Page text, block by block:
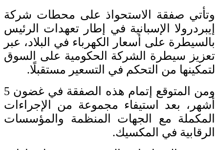
وتأتي صفقة الاستحواذ على محطات شركة
إيبردرولا الإسبانية في إطار تعهدات الرئيس
بالسيطرة على أسعار الكهرباء في البلاد، عبر
تعزيز سيطرة الشركة الحكومية على السوق
لتمكينها من التحكم في التسعير مستقبلًا.
ومن المتوقع إتمام هذه الصفقة في غضون 5
أشهر، بعد استيفاء مجموعة من الإجراءات
المكملة مع الجهات المنظمة والمؤسسات
الرقابية في المكسيك.